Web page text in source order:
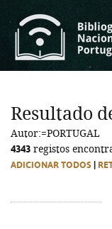
Resultado
Autor:=PORTUGAL
4343 registos
ADICIONAR TODOS